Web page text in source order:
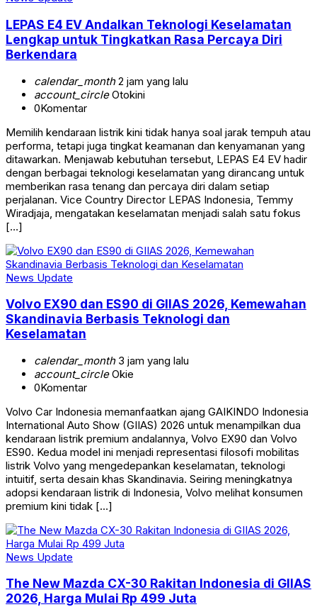
LEPAS E4 EV Andalkan Teknologi Keselamatan
Lengkap untuk Tingkatkan Rasa Percaya Diri
Berkendara
calendar_month2 jam yang lalu
account_circleOtokini
0Komentar
Memilih kendaraan listrik kini tidak hanya soal jarak tempuh atau
performa, tetapi juga tingkat keamanan dan kenyamanan yang
ditawarkan. Menjawab kebutuhan tersebut, LEPAS E4 EV hadir
dengan berbagai teknologi keselamatan yang dirancang untuk
memberikan rasa tenang dan percaya diri dalam setiap
perjalanan. Vice Country Director LEPAS Indonesia, Temmy
Wiradjaja, mengatakan keselamatan menjadi salah satu fokus
[…]
News Update
Volvo EX90 dan ES90 di GIIAS 2026, Kemewahan
Skandinavia Berbasis Teknologi dan
Keselamatan
calendar_month3 jam yang lalu
account_circleOkie
0Komentar
Volvo Car Indonesia memanfaatkan ajang GAIKINDO Indonesia
International Auto Show (GIIAS) 2026 untuk menampilkan dua
kendaraan listrik premium andalannya, Volvo EX90 dan Volvo
ES90. Kedua model ini menjadi representasi filosofi mobilitas
listrik Volvo yang mengedepankan keselamatan, teknologi
intuitif, serta desain khas Skandinavia. Seiring meningkatnya
adopsi kendaraan listrik di Indonesia, Volvo melihat konsumen
premium kini tidak […]
News Update
The New Mazda CX-30 Rakitan Indonesia di GIIAS
2026, Harga Mulai Rp 499 Juta